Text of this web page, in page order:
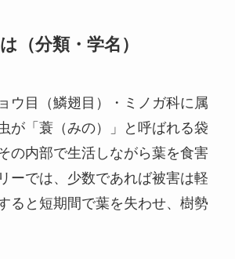
（分類・学名）
ウ目（鱗翅目）・ミノガ科に属
が「蓑（みの）」と呼ばれる袋
の内部で生活しながら葉を食害
ーでは、少数であれば被害は軽
ると短期間で葉を失わせ、樹勢